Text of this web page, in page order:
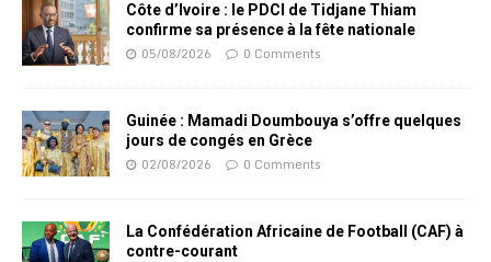
Côte d’Ivoire : le PDCI de Tidjane Thiam
confirme sa présence à la fête nationale
05/08/2026 0 Comments
Guinée : Mamadi Doumbouya s’offre quelques
jours de congés en Grèce
02/08/2026 0 Comments
La Confédération Africaine de Football (CAF) à
contre-courant